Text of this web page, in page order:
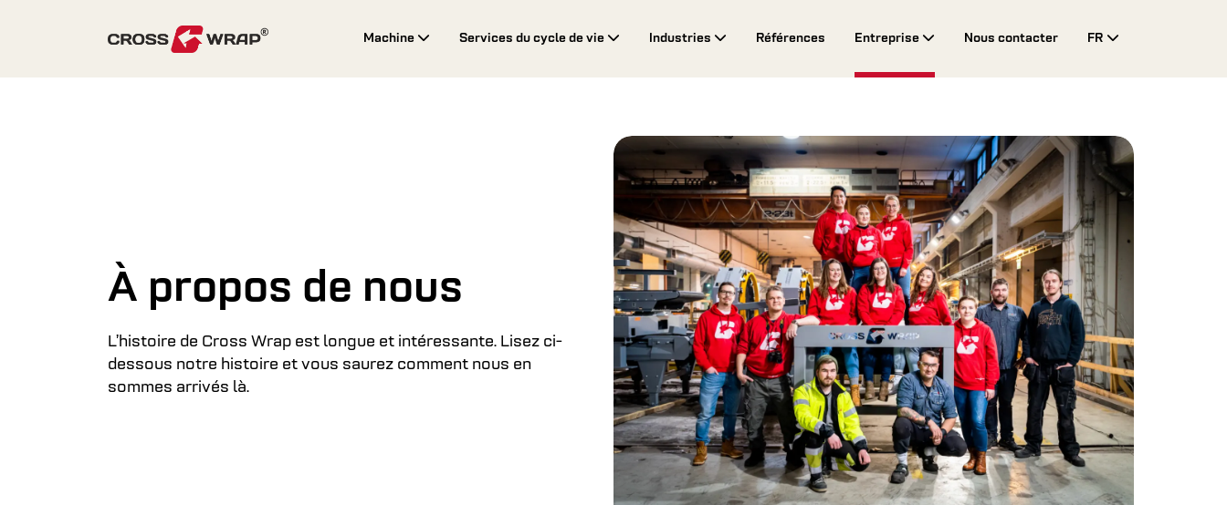
Machine Services du cycle de vie Industries Références Entreprise Nous contacter
FR
À propos de nous
L’histoire de Cross Wrap est longue et intéressante. Lisez ci-
dessous notre histoire et vous saurez comment nous en
sommes arrivés là.